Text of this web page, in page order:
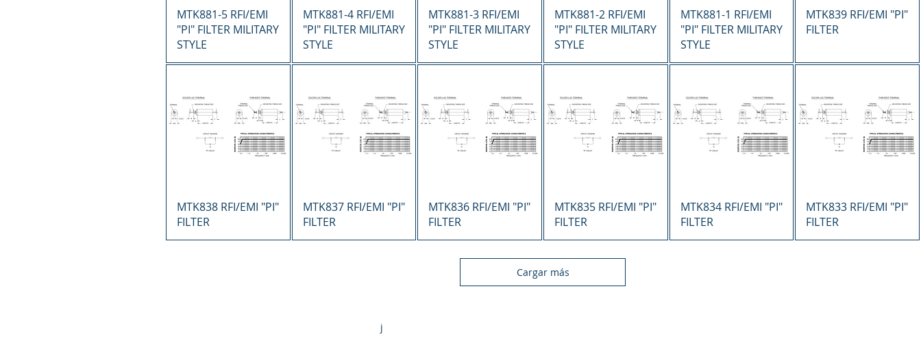
Vista rápida
MTK881-5 RFI/EMI
"PI" FILTER MILITARY
STYLE
Vista rápida
MTK881-4 RFI/EMI
"PI" FILTER MILITARY
STYLE
Vista rápida
MTK881-3 RFI/EMI
"PI" FILTER MILITARY
STYLE
Vista rápida
MTK881-2 RFI/EMI
"PI" FILTER MILITARY
STYLE
Vista rápida
MTK881-1 RFI/EMI
"PI" FILTER MILITARY
STYLE
Vista rápida
MTK839 RFI/EMI "PI"
FILTER
Vista rápida
MTK838 RFI/EMI "PI"
FILTER
Vista rápida
MTK837 RFI/EMI "PI"
FILTER
Vista rápida
MTK836 RFI/EMI "PI"
FILTER
Vista rápida
MTK835 RFI/EMI "PI"
FILTER
Vista rápida
MTK834 RFI/EMI "PI"
FILTER
Vista rápida
MTK833 RFI/EMI "PI"
FILTER
Cargar más
j